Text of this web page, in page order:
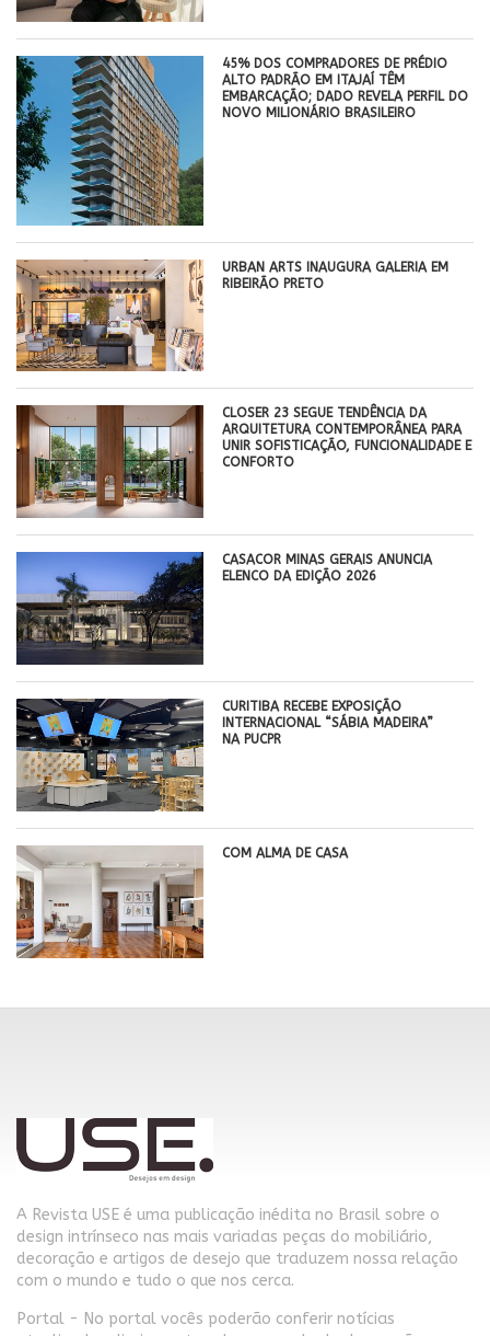
45% DOS COMPRADORES DE PRÉDIO
ALTO PADRÃO EM ITAJAÍ TÊM
EMBARCAÇÃO; DADO REVELA PERFIL DO
NOVO MILIONÁRIO BRASILEIRO
​URBAN ARTS INAUGURA GALERIA EM
RIBEIRÃO PRETO
CLOSER 23 SEGUE TENDÊNCIA DA
ARQUITETURA CONTEMPORÂNEA PARA
UNIR SOFISTICAÇÃO, FUNCIONALIDADE E
CONFORTO
CASACOR MINAS GERAIS ANUNCIA
ELENCO DA EDIÇÃO 2026
CURITIBA RECEBE EXPOSIÇÃO
INTERNACIONAL “SÁBIA MADEIRA”
NA PUCPR
COM ALMA DE CASA
A Revista USE é uma publicação inédita no Brasil sobre o
design intrínseco nas mais variadas peças do mobiliário,
decoração e artigos de desejo que traduzem nossa relação
com o mundo e tudo o que nos cerca.
Portal - No portal vocês poderão conferir notícias